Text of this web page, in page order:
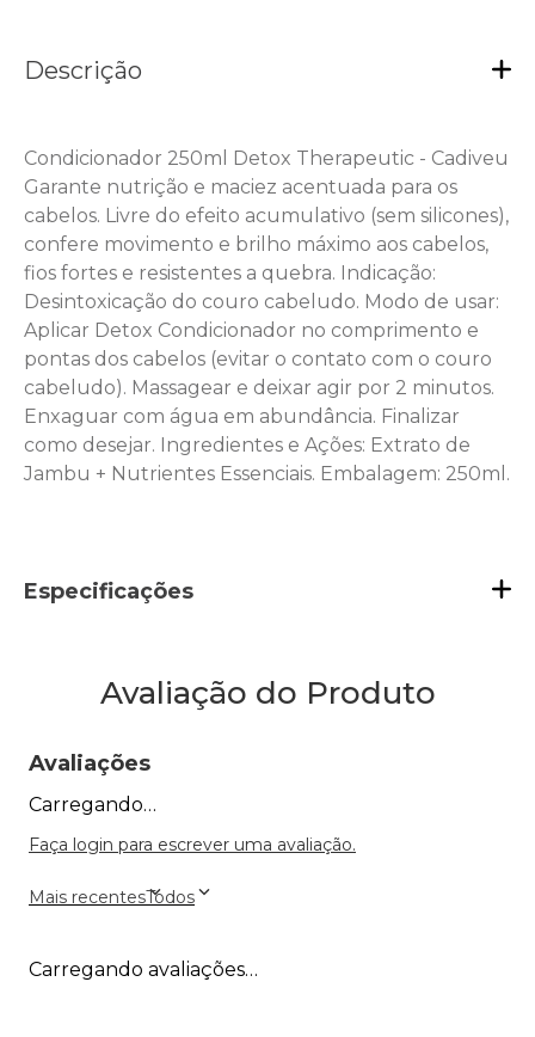
Descrição
Condicionador 250ml Detox Therapeutic - Cadiveu
Garante nutrição e maciez acentuada para os
cabelos. Livre do efeito acumulativo (sem silicones),
confere movimento e brilho máximo aos cabelos,
fios fortes e resistentes a quebra. Indicação:
Desintoxicação do couro cabeludo. Modo de usar:
Aplicar Detox Condicionador no comprimento e
pontas dos cabelos (evitar o contato com o couro
cabeludo). Massagear e deixar agir por 2 minutos.
Enxaguar com água em abundância. Finalizar
como desejar. Ingredientes e Ações: Extrato de
Jambu + Nutrientes Essenciais. Embalagem: 250ml.
Especificações
Avaliação do Produto
Avaliações
Carregando…
Faça login para escrever uma avaliação.
Mais recentesTodos
Carregando avaliações…